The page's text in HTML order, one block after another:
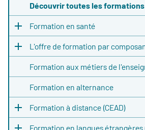
Découvrir toutes les formations
Formation en santé
L'offre de formation par
Formation aux métiers de
Formation en alternance
Formation à distance (CEAD)
Formation en langues étrangères